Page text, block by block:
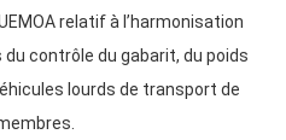
relatif à l’harmonisation
contrôle du gabarit, du poids
lourds de transport de